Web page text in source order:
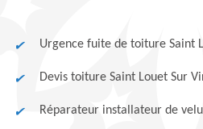
Urgence fuite de toiture Saint
Devis toiture Saint Louet Sur
Réparateur installateur de